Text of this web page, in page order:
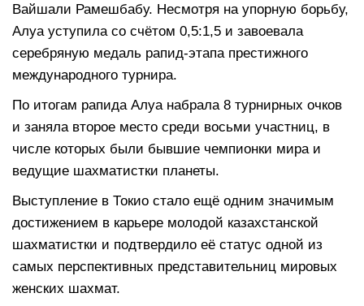
Вайшали Рамешбабу. Несмотря на упорную борьбу,
Алуа уступила со счётом 0,5:1,5 и завоевала
серебряную медаль рапид-этапа престижного
международного турнира.
По итогам рапида Алуа набрала 8 турнирных очков
и заняла второе место среди восьми участниц, в
числе которых были бывшие чемпионки мира и
ведущие шахматистки планеты.
Выступление в Токио стало ещё одним значимым
достижением в карьере молодой казахстанской
шахматистки и подтвердило её статус одной из
самых перспективных представительниц мировых
женских шахмат.